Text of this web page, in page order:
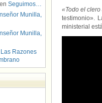
«Todo el
testimonio».
ministerial
en Seguimos…
Munilla,
Munilla,
Razones